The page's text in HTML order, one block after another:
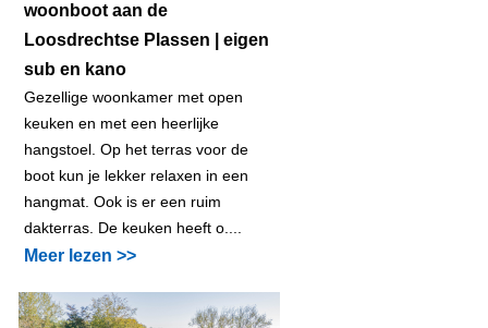
woonboot aan de
Loosdrechtse Plassen | eigen
sub en kano
Gezellige woonkamer met open
keuken en met een heerlijke
hangstoel. Op het terras voor de
boot kun je lekker relaxen in een
hangmat. Ook is er een ruim
dakterras. De keuken heeft o....
Meer lezen >>